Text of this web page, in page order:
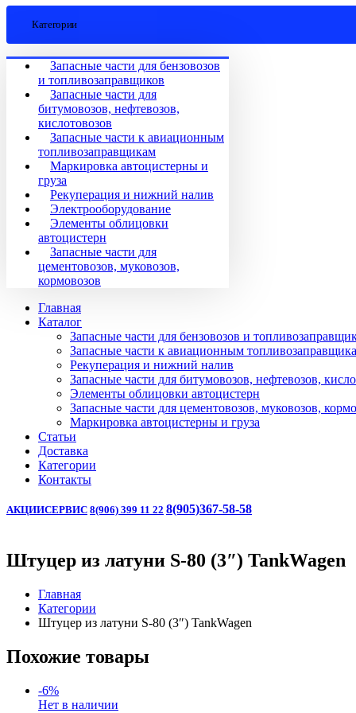
Категории
Запасные части для бензовозов
и топливозаправщиков
Запасные части для
битумовозов, нефтевозов,
кислотовозов
Запасные части к авиационным
топливозаправщикам
Маркировка автоцистерны и
груза
Рекуперация и нижний налив
Электрооборудование
Элементы облицовки
автоцистерн
Запасные части для
цементовозов, муковозов,
кормовозов
Главная
Каталог
Запасные части для бензовозов и
Запасные части к авиационным
Рекуперация и нижний налив
Запасные части для битумовозов, нефтевозов,
Элементы облицовки автоцистерн
Запасные части для цементовозов, муковозов,
Маркировка автоцистерны и груза
Статьи
Доставка
Категории
Контакты
АКЦИИСЕРВИС 8(906) 399 11 22 8(905)367-58-58
Штуцер из латуни S-80 (3″) TankWagen
Главная
Категории
Штуцер из латуни S-80 (3″) TankWagen
Похожие товары
-6%
Нет в наличии